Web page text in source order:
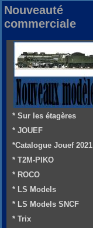
Nouveauté
commerciale
* Sur les étagères
* JOUEF
*Catalogue Jouef 2021
* T2M-PIKO
* ROCO
* LS Models
* LS Models SNCF
* Trix